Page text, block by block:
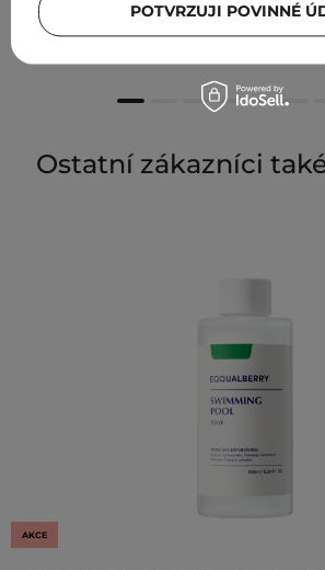
461,00 Kč
Ostatní zákazníci
AKCE
POTVRZUJI POVINNÉ